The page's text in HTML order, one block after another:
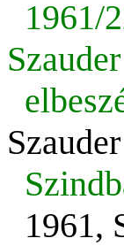
1961/
1961,